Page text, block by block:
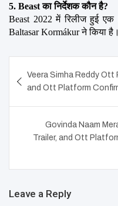
5. Beast का निर्देशक कौन है?
Beast 2022 में रिलीज हुई एक
Baltasar Kormákur ने किया है।
navigation
Veera Simha Reddy Ott
and Ott Platform
Govinda Naam
Trailer, and Ott
Leave a Reply